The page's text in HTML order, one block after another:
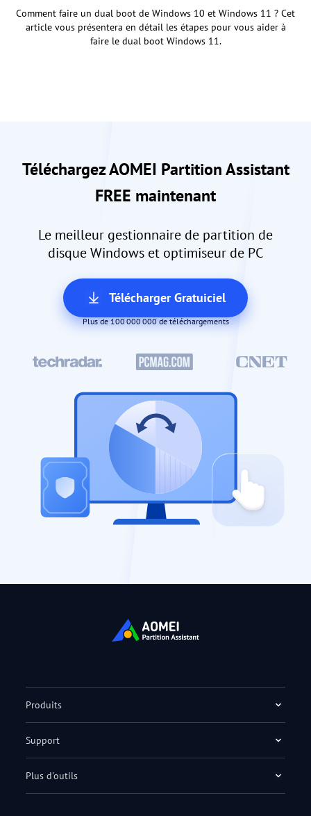
Comment faire un dual boot de Windows 10 et Windows 11 ? Cet
article vous présentera en détail les étapes pour vous aider à
faire le dual boot Windows 11.
Téléchargez AOMEI Partition Assistant
FREE maintenant
Le meilleur gestionnaire de partition de
disque Windows et optimiseur de PC
Télécharger Gratuiciel
Plus de 100 000 000 de téléchargements
Produits
Support
Plus d'outils